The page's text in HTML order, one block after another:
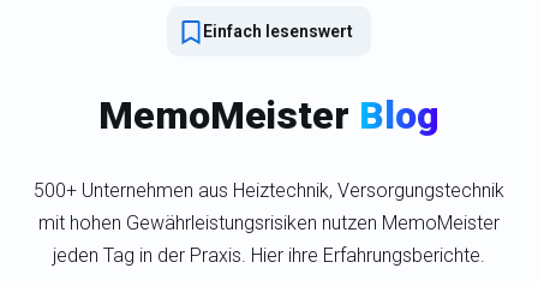
Einfach lesenswert
MemoMeister Blog
500+ Unternehmen aus Heiztechnik, Versorgungstechnik
mit hohen Gewährleistungsrisiken nutzen MemoMeister
jeden Tag in der Praxis. Hier ihre Erfahrungsberichte.